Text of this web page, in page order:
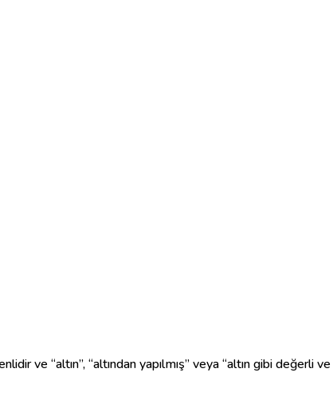
ve “altın”, “altından yapılmış” veya “altın gibi